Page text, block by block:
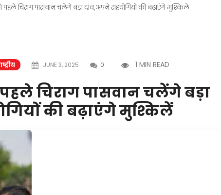
पहले चिराग पासवान चलेंगे बड़ा दांव,अपने सहयोगियों की बढ़ाएंगे मुश्किलें
JUNE 3, 2025 0 1 MIN READ
चिराग पासवान चलेंगे बड़ा
की बढ़ाएंगे मुश्किलें